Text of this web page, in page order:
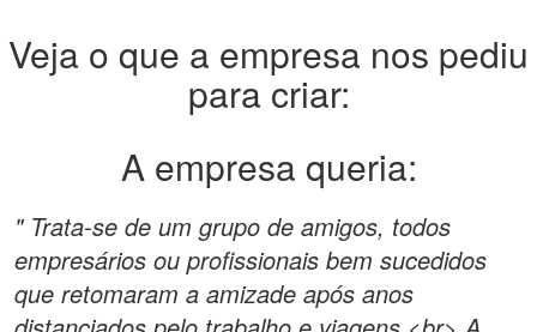
Veja o que a empresa nos pediu
para criar:
A empresa queria:
" Trata-se de um grupo de amigos, todos
empresários ou profissionais bem sucedidos
que retomaram a amizade após anos